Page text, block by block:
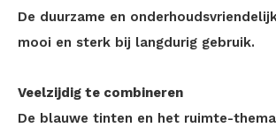
De duurzame en
mooi en sterk bij langdurig gebruik.
Veelzijdig te combineren
De blauwe tinten en het ruimte-